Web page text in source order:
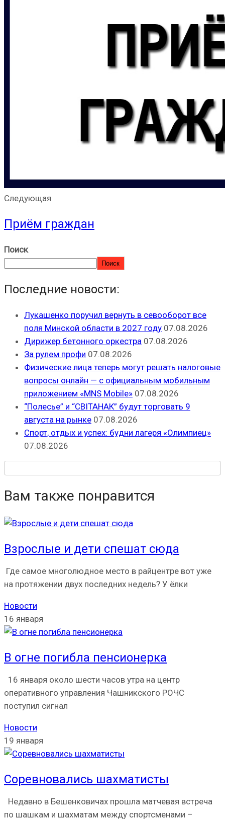
Следующая
Приём граждан
Поиск
Поиск
Последние новости:
Лукашенко поручил вернуть в севооборот все
поля Минской области в 2027 году 07.08.2026
Дирижер бетонного оркестра 07.08.2026
За рулем профи 07.08.2026
Физические лица теперь могут решать налоговые
вопросы онлайн — с официальным мобильным
приложением «MNS Mobile» 07.08.2026
“Полесье” и “СВІТАНАК” будут торговать 9
августа на рынке 07.08.2026
Спорт, отдых и успех: будни лагеря «Олимпиец»
07.08.2026
Вам также понравится
Взрослые и дети спешат сюда
Где самое многолюдное место в райцентре вот уже
на протяжении двух последних недель? У ёлки
Новости
16 января
В огне погибла пенсионерка
16 января около шести часов утра на центр
оперативного управления Чашникского РОЧС
поступил сигнал
Новости
19 января
Соревновались шахматисты
Недавно в Бешенковичах прошла матчевая встреча
по шашкам и шахматам между спортсменами –